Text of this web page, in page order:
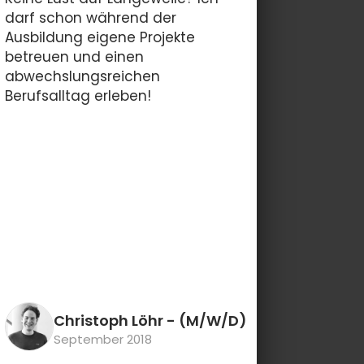
darf schon während der
Ausbildung eigene Projekte
betreuen und einen
abwechslungsreichen
Berufsalltag erleben!
Christoph Löhr- (M/W/D)
September 2018